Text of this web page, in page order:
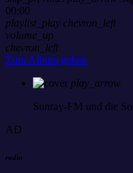
00:00
playlist_play chevron_left
volume_up
chevron_left
Zum Album gehen
play_arrow
Sunray-FM und die
AD
radio